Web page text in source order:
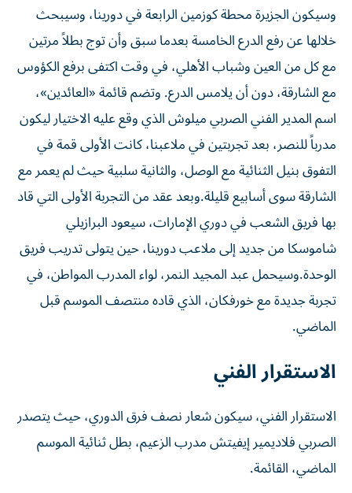
وسيكون الجزيرة محطة كوزمين الرابعة في دورينا، وسيبحث
خلالها عن رفع الدرع الخامسة بعدما سبق وأن توج بطلاً مرتين
مع كل من العين وشباب الأهلي، في وقت اكتفى برفع الكؤوس
مع الشارقة، دون أن يلامس الدرع. وتضم قائمة «العائدين»،
اسم المدير الفني الصربي ميلوش الذي وقع عليه الاختيار ليكون
مدرباً للنصر، بعد تجربتين في ملاعبنا، كانت الأولى قمة في
التفوق بنيل الثنائية مع الوصل، والثانية سلبية حيث لم يعمر مع
الشارقة سوى أسابيع قليلة.وبعد عقد من التجربة الأولى التي قاد
بها فريق الشعب في دوري الإمارات، سيعود البرازيلي
شاموسكا من جديد إلى ملاعب دورينا، حين يتولى تدريب فريق
الوحدة.وسيحمل عبد المجيد النمر، لواء المدرب المواطن، في
تجربة جديدة مع خورفكان، الذي قاده منتصف الموسم قبل
الماضي.
الاستقرار الفني
الاستقرار الفني، سيكون شعار نصف فرق الدوري، حيث يتصدر
الصربي فلاديمير إيفيتش مدرب الزعيم، بطل ثنائية الموسم
الماضي، القائمة.